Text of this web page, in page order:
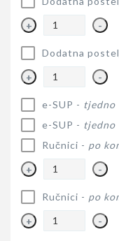
+ -
Dodatna
+ -
e-SUP - tjedno
e-SUP - tjedno
Ručnici - po
+ -
Ručnici - po
+ -